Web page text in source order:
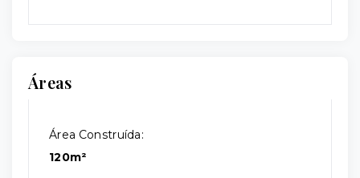
Áreas
Área Construída:
120m²